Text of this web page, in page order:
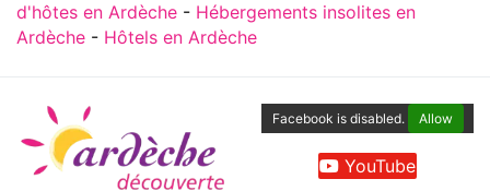
d'hôtes en Ardèche - Hébergements insolites en
Ardèche - Hôtels en Ardèche
Facebook is disabled. Allow
YouTube